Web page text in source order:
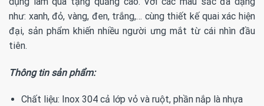
như: xanh, đỏ, vàng, đen, trắng,… cùng thiết kế quai xác hiện
đại, sản phẩm khiến nhiều người ưng mắt từ cái nhìn đầu
tiên.
Thông tin sản phẩm:
Chất liệu: Inox 304 cả lớp vỏ và ruột, phần nắp là nhựa